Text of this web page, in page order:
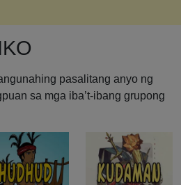
pasalitang anyo ng
sa mga iba’t-ibang grupong